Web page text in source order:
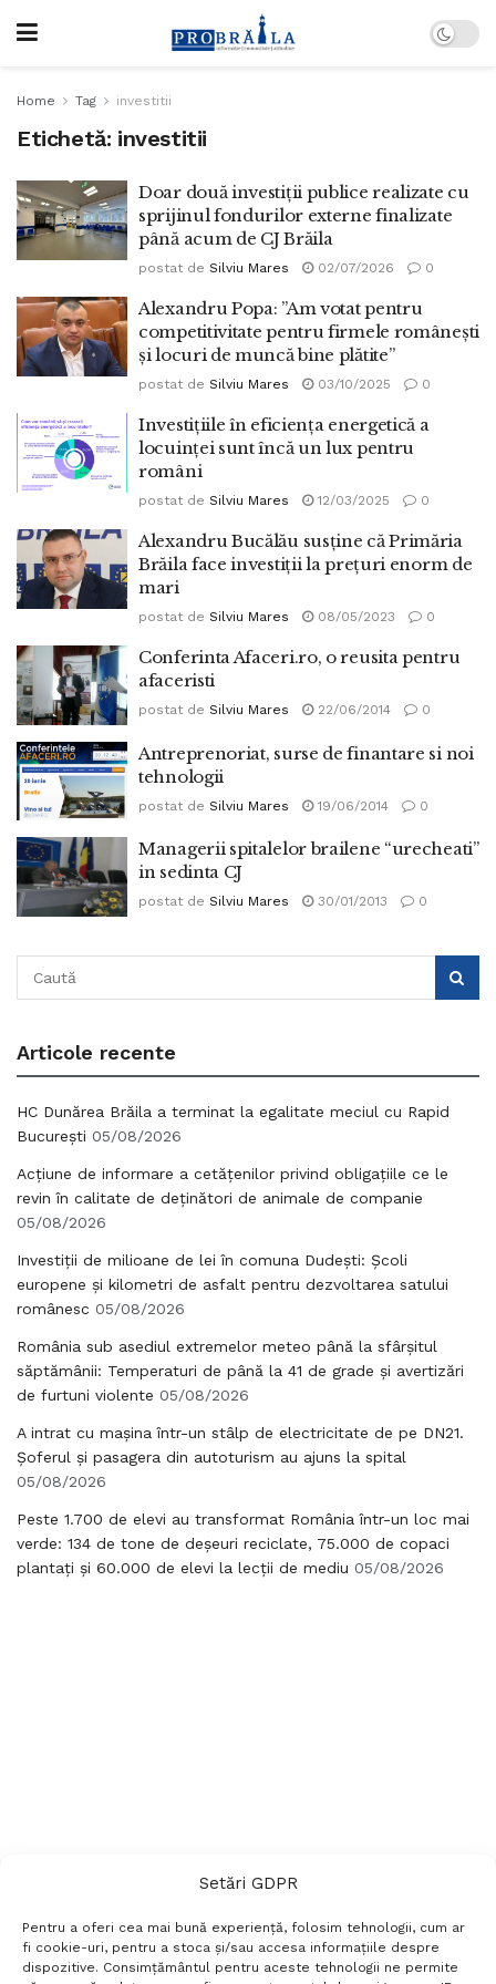
Setări GDPR
Pentru a oferi cea mai bună experiență, folosim tehnologii, cum ar
fi cookie-uri, pentru a stoca și/sau accesa informațiile despre
dispozitive. Consimțământul pentru aceste tehnologii ne permite
Home Tag investitii
Etichetă: investitii
Doar două investiții publice realizate cu
sprijinul fondurilor externe finalizate
până acum de CJ Brăila
postat de Silviu Mares 02/07/2026 0
Alexandru Popa: ”Am votat pentru
competitivitate pentru firmele românești
și locuri de muncă bine plătite”
postat de Silviu Mares 03/10/2025 0
Investițiile în eficiența energetică a
locuinței sunt încă un lux pentru
români
postat de Silviu Mares 12/03/2025 0
Alexandru Bucălău susține că Primăria
Brăila face investiții la prețuri enorm de
mari
postat de Silviu Mares 08/05/2023 0
Conferinta Afaceri.ro, o reusita pentru
afaceristi
postat de Silviu Mares 22/06/2014 0
Antreprenoriat, surse de finantare si noi
tehnologii
postat de Silviu Mares 19/06/2014 0
Managerii spitalelor brailene “urecheati”
in sedinta CJ
postat de Silviu Mares 30/01/2013 0
Articole recente
HC Dunărea Brăila a terminat la egalitate meciul cu Rapid
București 05/08/2026
Acțiune de informare a cetățenilor privind obligațiile ce le
revin în calitate de deținători de animale de companie
05/08/2026
Investiții de milioane de lei în comuna Dudești: Școli
europene și kilometri de asfalt pentru dezvoltarea satului
românesc 05/08/2026
România sub asediul extremelor meteo până la sfârșitul
săptămânii: Temperaturi de până la 41 de grade și avertizări
de furtuni violente 05/08/2026
A intrat cu mașina într-un stâlp de electricitate de pe DN21.
Șoferul și pasagera din autoturism au ajuns la spital
05/08/2026
Peste 1.700 de elevi au transformat România într-un loc mai
verde: 134 de tone de deșeuri reciclate, 75.000 de copaci
plantați și 60.000 de elevi la lecții de mediu 05/08/2026